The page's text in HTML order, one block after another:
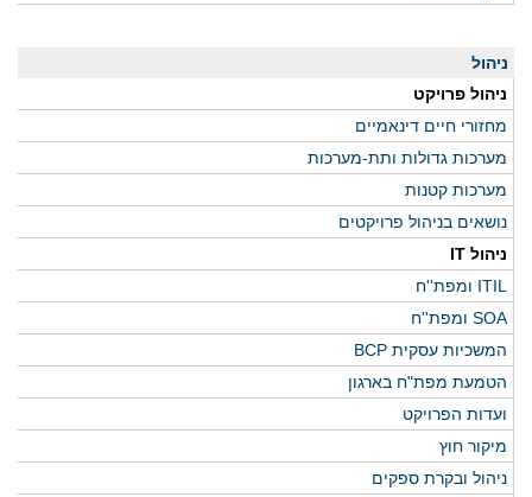
ניהול
ניהול פרויקט
מחזורי חיים דינאמיים
מערכות גדולות ותת-מערכות
מערכות קטנות
נושאים בניהול פרויקטים
ניהול IT
ITIL ומפת''ח
SOA ומפת''ח
המשכיות עסקית BCP
הטמעת מפת"ח בארגון
ועדות הפרויקט
מיקור חוץ
ניהול ובקרת ספקים